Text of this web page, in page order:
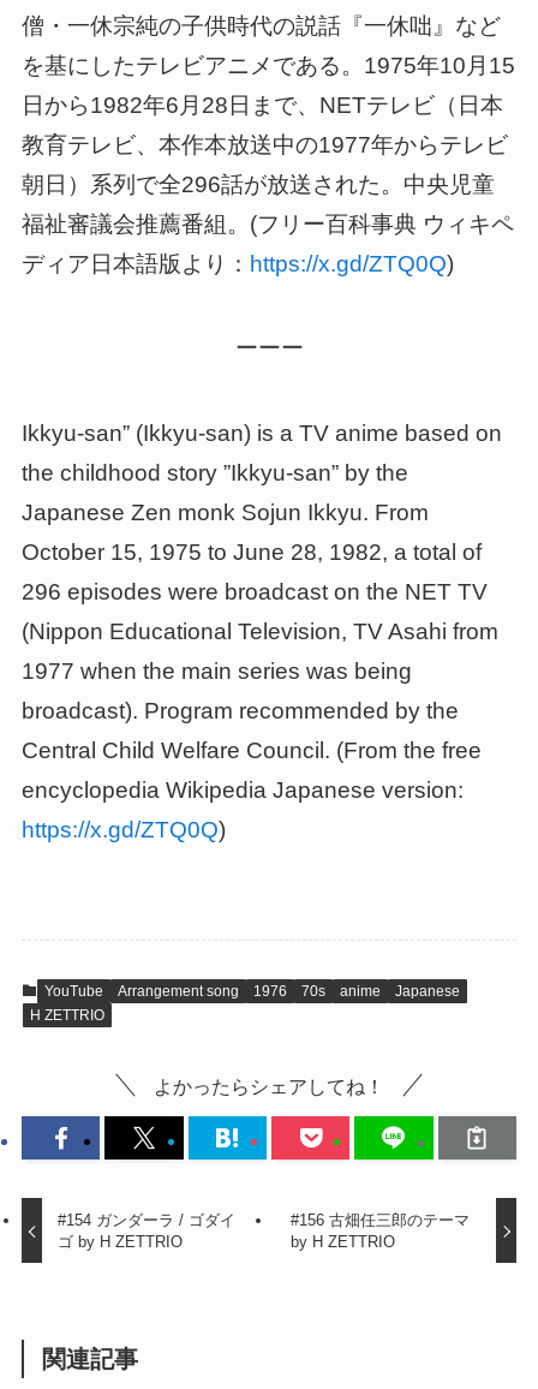
僧・一休宗純の子供時代の説話『一休咄』など
を基にしたテレビアニメである。1975年10月15
日から1982年6月28日まで、NETテレビ（日本
教育テレビ、本作本放送中の1977年からテレビ
朝日）系列で全296話が放送された。中央児童
福祉審議会推薦番組。(フリー百科事典 ウィキペ
ディア日本語版より： https://x.gd/ZTQ0Q)
ーーー
Ikkyu-san” (Ikkyu-san) is a TV anime based on
the childhood story ”Ikkyu-san” by the
Japanese Zen monk Sojun Ikkyu. From
October 15, 1975 to June 28, 1982, a total of
296 episodes were broadcast on the NET TV
(Nippon Educational Television, TV Asahi from
1977 when the main series was being
broadcast). Program recommended by the
Central Child Welfare Council. (From the free
encyclopedia Wikipedia Japanese version:
https://x.gd/ZTQ0Q)
YouTube Arrangement song 1976 70s anime
Japanese
H ZETTRIO
よかったらシェアしてね！
#154 ガンダーラ / ゴダイ
ゴ by H ZETTRIO
#156 古畑任三郎のテーマ
by H ZETTRIO
関連記事